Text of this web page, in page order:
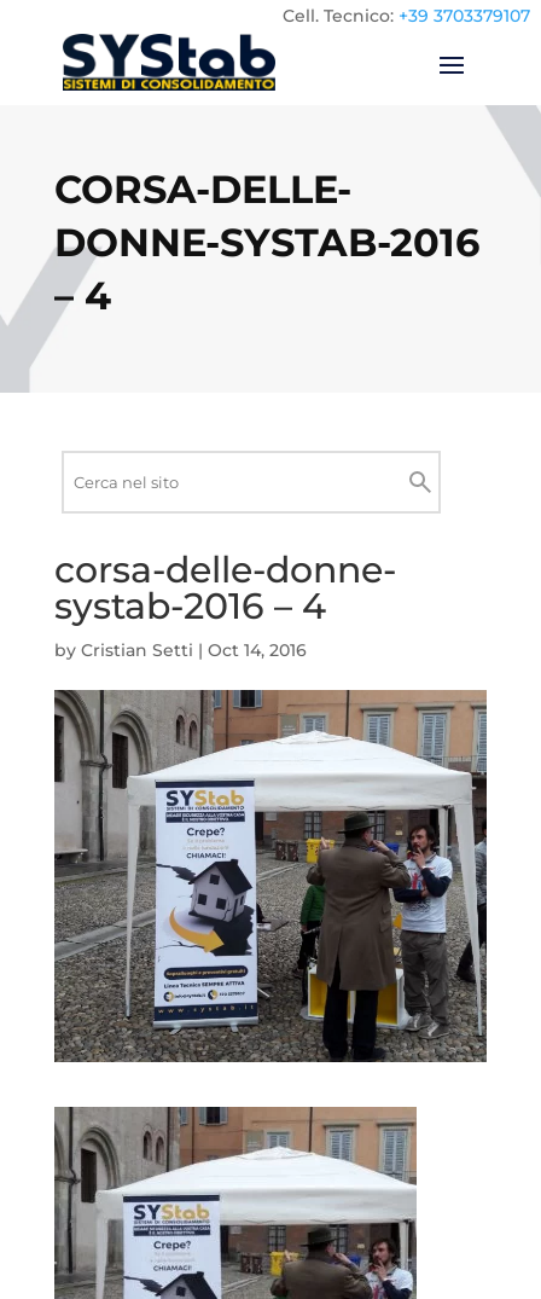
Cell. Tecnico: +39 3703379107
CORSA-DELLE-
DONNE-SYSTAB-2016
– 4
sito
Cerca
corsa-delle-donne-
systab-2016 – 4
by Cristian Setti | Oct 14, 2016